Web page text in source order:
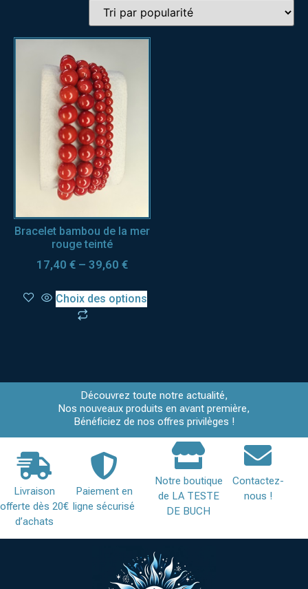
Bracelet bambou de la mer
rouge teinté
17,40 € – 39,60 €
Choix des options
Découvrez toute notre actualité,
Nos nouveaux produits en avant première,
Bénéficiez de nos offres privilèges !
Livraison
offerte dès 20€
d’achats
Paiement en
ligne sécurisé
Notre boutique
de LA TESTE
DE BUCH
Contactez-
nous !